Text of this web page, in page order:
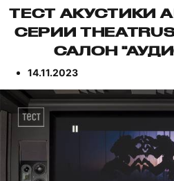
ТЕСТ АКУСТИКИ
СЕРИИ
САЛОН
14.11.2023